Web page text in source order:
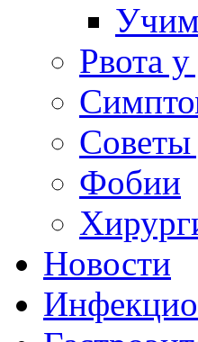
Рвота у
Советы
Фобии
Новости